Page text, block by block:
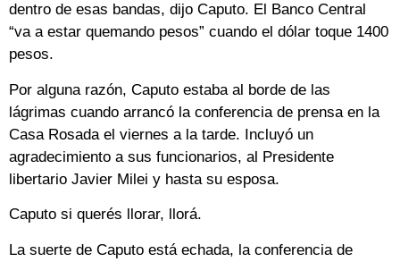
dentro de esas bandas, dijo Caputo. El Banco Central
“va a estar quemando pesos” cuando el dólar toque 1400
pesos.
Por alguna razón, Caputo estaba al borde de las
lágrimas cuando arrancó la conferencia de prensa en la
Casa Rosada el viernes a la tarde. Incluyó un
agradecimiento a sus funcionarios, al Presidente
libertario Javier Milei y hasta su esposa.
Caputo si querés llorar, llorá.
La suerte de Caputo está echada, la conferencia de